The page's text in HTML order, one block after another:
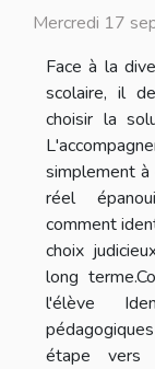
Mercredi 17
Face à la
scolaire, il
choisir la
simplement à
réel
comment
choix
long
l'élève
étape vers